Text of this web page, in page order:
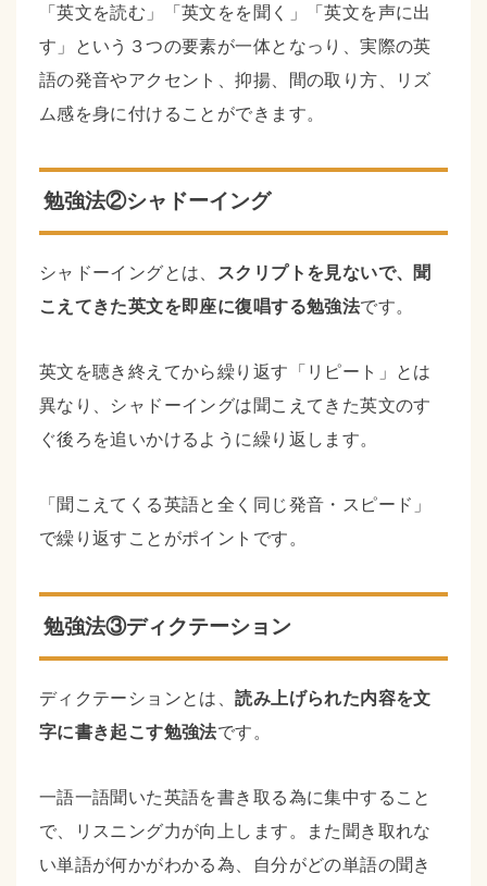
「英文を読む」「英文をを聞く」「英文を声に出
す」という３つの要素が一体となっり、実際の英
語の発音やアクセント、抑揚、間の取り方、リズ
ム感を身に付けることができます。
勉強法②シャドーイング
シャドーイングとは、
スクリプトを見ないで、聞
こえてきた英文を即座に復唱する勉強法です。
英文を聴き終えてから繰り返す「リピート」とは
異なり、シャドーイングは聞こえてきた英文のす
ぐ後ろを追いかけるように繰り返します。
「聞こえてくる英語と全く同じ発音・スピード」
で繰り返すことがポイントです。
勉強法③ディクテーション
ディクテーションとは、読み上げられた内容を文
字に書き起こす勉強法です。
一語一語聞いた英語を書き取る為に集中すること
で、リスニング力が向上します。また聞き取れな
い単語が何かがわかる為、自分がどの単語の聞き